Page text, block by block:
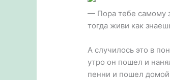
— Пора тебе самому
тогда живи как
А случилось это в
утро он пошел и
пенни и пошел